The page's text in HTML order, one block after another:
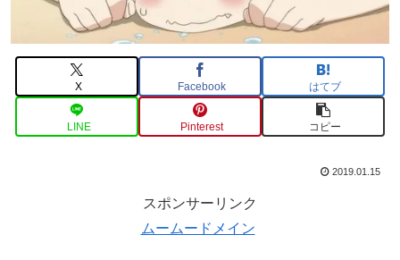
X Facebook はてブ
LINE Pinterest コピー
2019.01.15
スポンサーリンク
ムームードメイン